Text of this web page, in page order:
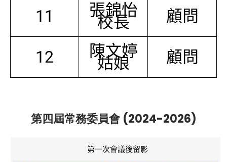
11 張錦怡
校長 顧問
12 陳文婷
姑娘 顧問
第四屆常務委員會 (2024-2026)
第一次會議後留影